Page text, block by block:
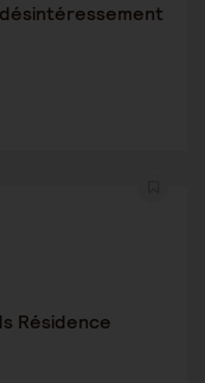
Résidence